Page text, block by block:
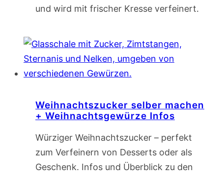
und wird mit frischer Kresse verfeinert.
Weihnachtszucker selber machen
+ Weihnachtsgewürze Infos
Würziger Weihnachtszucker – perfekt
zum Verfeinern von Desserts oder als
Geschenk. Infos und Überblick zu den